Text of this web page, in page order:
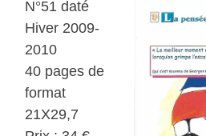
N°51 daté
Hiver 2009-
2010
40 pages de
format
21X29,7